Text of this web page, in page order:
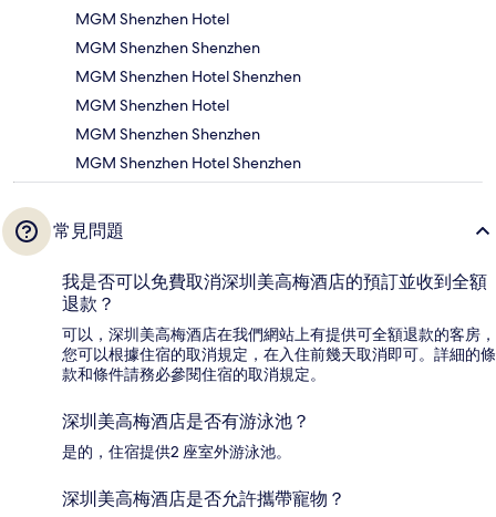
MGM Shenzhen Hotel
MGM Shenzhen Shenzhen
MGM Shenzhen Hotel Shenzhen
MGM Shenzhen Hotel
MGM Shenzhen Shenzhen
MGM Shenzhen Hotel Shenzhen
常見問題
我是否可以免費取消深圳美高梅酒店的預訂並收到全額
退款？
可以，深圳美高梅酒店在我們網站上有提供可全額退款的客房，
您可以根據住宿的取消規定，在入住前幾天取消即可。詳細的條
款和條件請務必參閱住宿的取消規定。
深圳美高梅酒店是否有游泳池？
是的，住宿提供2 座室外游泳池。
深圳美高梅酒店是否允許攜帶寵物？